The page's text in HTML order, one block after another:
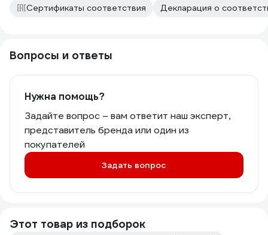
Сертификаты соответствия Декларация о
Вопросы и ответы
Нужна помощь?
Задайте вопрос – вам ответит наш эксперт,
представитель бренда или один из
покупателей
Задать вопрос
Этот товар из подборок